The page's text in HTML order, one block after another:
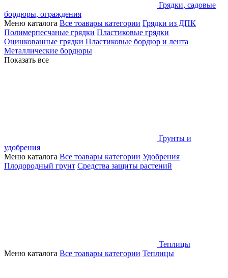
Грядки, садовые
бордюры, ограждения
Меню каталога Все тоавары категории Грядки из ДПК
Полимерпесчаные грядки Пластиковые грядки
Оцинкованные грядки Пластиковые бордюр и лента
Металлические бордюры
Показать все
Грунты и
удобрения
Меню каталога Все тоавары категории Удобрения
Плодородный грунт Средства защиты растений
Теплицы
Меню каталога Все тоавары категории Теплицы